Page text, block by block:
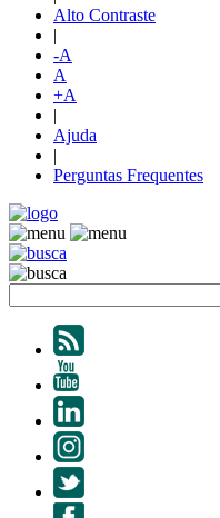
Alto Contraste
|
-A
A
+A
|
Ajuda
|
Perguntas Frequentes